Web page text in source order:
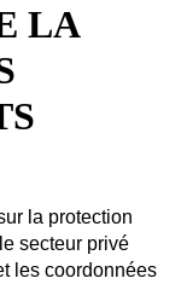
LA
la protection
secteur privé
les coordonnées